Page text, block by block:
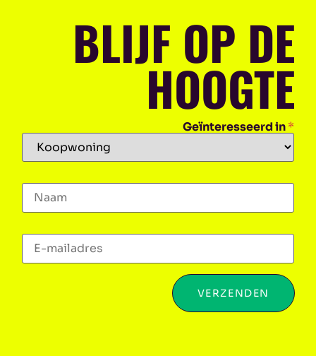
BLIJF OP DE
HOOGTE
Geïnteresseerd in*
VERZENDEN